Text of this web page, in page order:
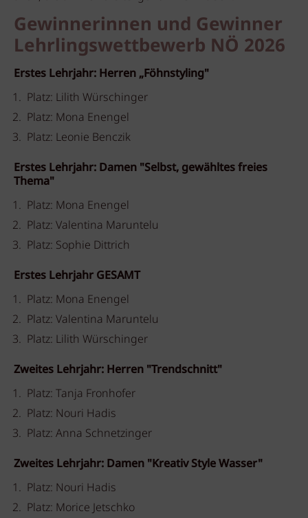
Gewinnerinnen und Gewinner
Lehrlingswettbewerb NÖ 2026
Erstes Lehrjahr: Herren „Föhnstyling"
Platz: Lilith Würschinger
Platz: Mona Enengel
Platz: Leonie Benczik
Erstes Lehrjahr: Damen "Selbst, gewähltes freies
Thema"
Platz: Mona Enengel
Platz: Valentina Maruntelu
Platz: Sophie Dittrich
Erstes Lehrjahr GESAMT
Platz: Mona Enengel
Platz: Valentina Maruntelu
Platz: Lilith Würschinger
Zweites Lehrjahr: Herren "Trendschnitt"
Platz: Tanja Fronhofer
Platz: Nouri Hadis
Platz: Anna Schnetzinger
Zweites Lehrjahr: Damen "Kreativ Style Wasser"
Platz: Nouri Hadis
Platz: Morice Jetschko